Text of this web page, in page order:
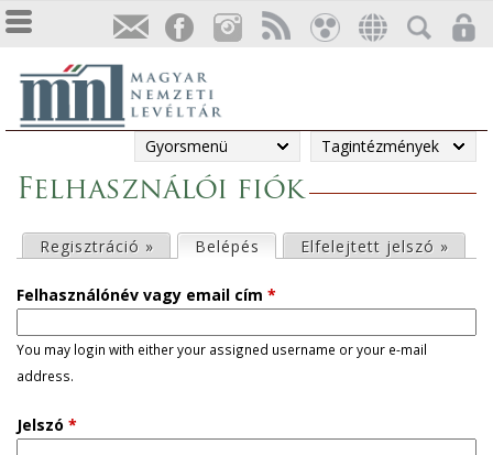
Gyorsmenü Tagintézmények
Felhasználói fiók
l
s
ő
d
Regisztráció » Belépés (aktív fül)Elfelejtett jelszó »
Felhasználónév vagy email cím *
You may login with either your assigned username or your e-mail
address.
Jelszó *